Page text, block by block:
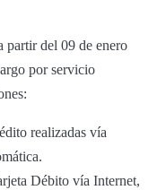
partir del 09 de enero
por servicio
realizadas vía
Débito vía Internet,